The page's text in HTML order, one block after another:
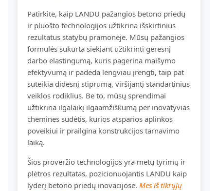
Patirkite, kaip LANDU pažangios betono priedų
ir pluošto technologijos užtikrina išskirtinius
rezultatus statybų pramonėje. Mūsų pažangios
formulės sukurta siekiant užtikrinti geresnį
darbo elastingumą, kuris pagerina maišymo
efektyvumą ir padeda lengviau įrengti, taip pat
suteikia didesnį stiprumą, viršijantį standartinius
veiklos rodiklius. Be to, mūsų sprendimai
užtikrina ilgalaikį ilgaamžiškumą per inovatyvias
chemines sudėtis, kurios atsparios aplinkos
poveikiui ir prailgina konstrukcijos tarnavimo
laiką.
Šios proveržio technologijos yra metų tyrimų ir
plėtros rezultatas, pozicionuojantis LANDU kaip
lyderį betono priedų inovacijose. Mes iš tikrųjų